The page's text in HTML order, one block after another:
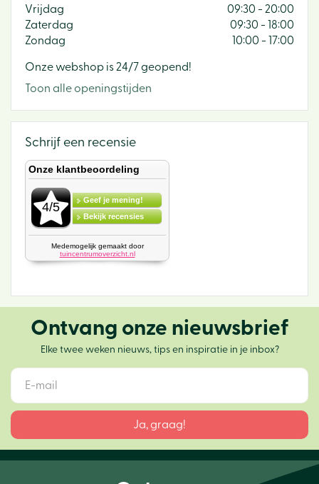
Vrijdag
09:30 - 20:00
Zaterdag
09:30 - 18:00
Zondag
10:00 - 17:00
Onze webshop is 24/7 geopend!
Toon alle openingstijden
Schrijf een recensie
Ontvang onze nieuwsbrief
Elke twee weken nieuws, tips en inspiratie in je inbox?